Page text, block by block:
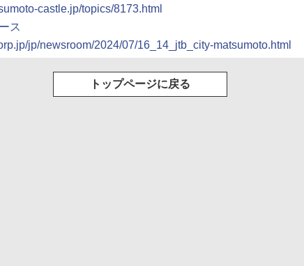
castle.jp/topics/8173.html
ス
jp/newsroom/2024/07/16_14_jtb_city-matsumoto.html
トップページに戻る